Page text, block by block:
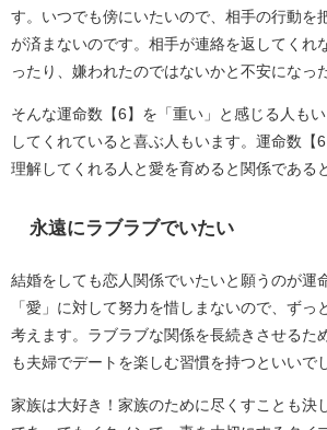
す。いつでも傍にいたいので、相手の行動を
が済まないのです。相手が連絡を返してくれ
ったり、嫌われたのではないかと不安になっ
そんな運命数【6】を「重い」と感じる人も
してくれていると喜ぶ人もいます。運命数【
理解してくれる人と愛を育めると関係である
永遠にラブラブでいたい
結婚をしても恋人関係でいたいと願うのが運
「愛」に対して努力を惜しまないので、ずっ
考えます。ラブラブな関係を長続きさせるた
も夫婦でデートを楽しむ習慣を持つといいで
家族は大好き！家族のために尽くすことも決